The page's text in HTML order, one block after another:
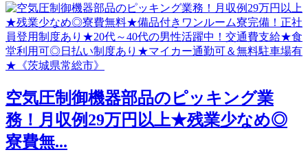
空気圧制御機器部品のピッキング業
務！月収例29万円以上★残業少なめ◎
寮費無...